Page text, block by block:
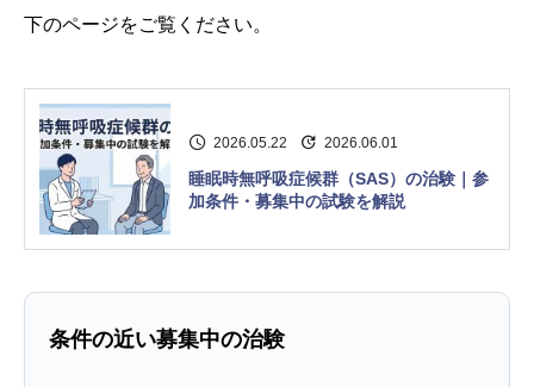
下のページをご覧ください。
2026.05.22 2026.06.01
睡眠時無呼吸症候群（SAS）の治験｜参
加条件・募集中の試験を解説
条件の近い募集中の治験